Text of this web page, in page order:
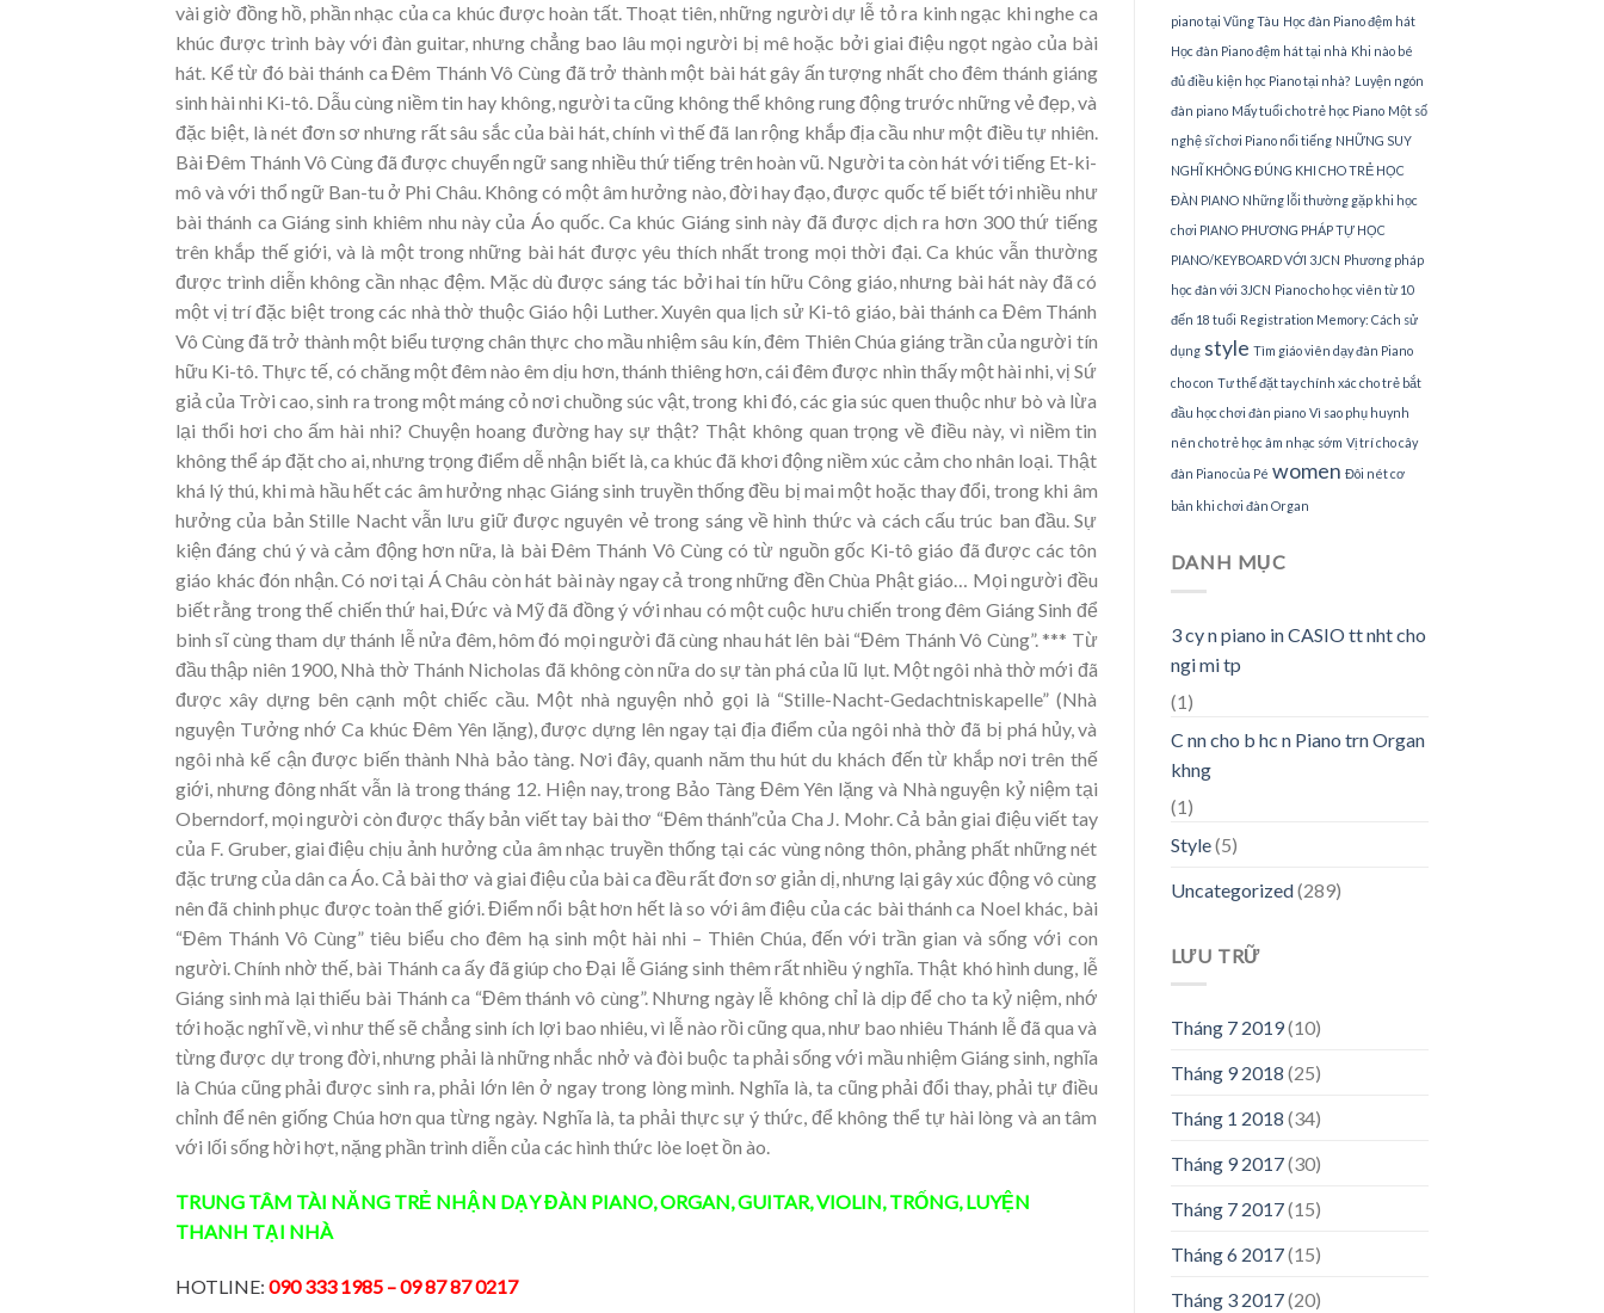
vài giờ đồng hồ, phần nhạc của ca khúc được hoàn tất. Thoạt tiên, những người dự lễ tỏ ra kinh ngạc khi nghe ca
khúc được trình bày với đàn guitar, nhưng chẳng bao lâu mọi người bị mê hoặc bởi giai điệu ngọt ngào của bài
hát. Kể từ đó bài thánh ca Đêm Thánh Vô Cùng đã trở thành một bài hát gây ấn tượng nhất cho đêm thánh giáng
sinh hài nhi Ki-tô. Dẫu cùng niềm tin hay không, người ta cũng không thể không rung động trước những vẻ đẹp, và
đặc biệt, là nét đơn sơ nhưng rất sâu sắc của bài hát, chính vì thế đã lan rộng khắp địa cầu như một điều tự nhiên.
Bài Đêm Thánh Vô Cùng đã được chuyển ngữ sang nhiều thứ tiếng trên hoàn vũ. Người ta còn hát với tiếng Et-ki-
mô và với thổ ngữ Ban-tu ở Phi Châu. Không có một âm hưởng nào, đời hay đạo, được quốc tế biết tới nhiều như
bài thánh ca Giáng sinh khiêm nhu này của Áo quốc. Ca khúc Giáng sinh này đã được dịch ra hơn 300 thứ tiếng
trên khắp thế giới, và là một trong những bài hát được yêu thích nhất trong mọi thời đại. Ca khúc vẫn thường
được trình diễn không cần nhạc đệm. Mặc dù được sáng tác bởi hai tín hữu Công giáo, nhưng bài hát này đã có
một vị trí đặc biệt trong các nhà thờ thuộc Giáo hội Luther. Xuyên qua lịch sử Ki-tô giáo, bài thánh ca Đêm Thánh
Vô Cùng đã trở thành một biểu tượng chân thực cho mầu nhiệm sâu kín, đêm Thiên Chúa giáng trần của người tín
hữu Ki-tô. Thực tế, có chăng một đêm nào êm dịu hơn, thánh thiêng hơn, cái đêm được nhìn thấy một hài nhi, vị Sứ
giả của Trời cao, sinh ra trong một máng cỏ nơi chuồng súc vật, trong khi đó, các gia súc quen thuộc như bò và lừa
lại thổi hơi cho ấm hài nhi? Chuyện hoang đường hay sự thật? Thật không quan trọng về điều này, vì niềm tin
không thể áp đặt cho ai, nhưng trọng điểm dễ nhận biết là, ca khúc đã khơi động niềm xúc cảm cho nhân loại. Thật
khá lý thú, khi mà hầu hết các âm hưởng nhạc Giáng sinh truyền thống đều bị mai một hoặc thay đổi, trong khi âm
hưởng của bản Stille Nacht vẫn lưu giữ được nguyên vẻ trong sáng về hình thức và cách cấu trúc ban đầu. Sự
kiện đáng chú ý và cảm động hơn nữa, là bài Đêm Thánh Vô Cùng có từ nguồn gốc Ki-tô giáo đã được các tôn
giáo khác đón nhận. Có nơi tại Á Châu còn hát bài này ngay cả trong những đền Chùa Phật giáo… Mọi người đều
biết rằng trong thế chiến thứ hai, Đức và Mỹ đã đồng ý với nhau có một cuộc hưu chiến trong đêm Giáng Sinh để
binh sĩ cùng tham dự thánh lễ nửa đêm, hôm đó mọi người đã cùng nhau hát lên bài “Đêm Thánh Vô Cùng”. *** Từ
đầu thập niên 1900, Nhà thờ Thánh Nicholas đã không còn nữa do sự tàn phá của lũ lụt. Một ngôi nhà thờ mới đã
được xây dựng bên cạnh một chiếc cầu. Một nhà nguyện nhỏ gọi là “Stille-Nacht-Gedachtniskapelle” (Nhà
nguyện Tưởng nhớ Ca khúc Đêm Yên lặng), được dựng lên ngay tại địa điểm của ngôi nhà thờ đã bị phá hủy, và
ngôi nhà kế cận được biến thành Nhà bảo tàng. Nơi đây, quanh năm thu hút du khách đến từ khắp nơi trên thế
giới, nhưng đông nhất vẫn là trong tháng 12. Hiện nay, trong Bảo Tàng Đêm Yên lặng và Nhà nguyện kỷ niệm tại
Oberndorf, mọi người còn được thấy bản viết tay bài thơ “Đêm thánh”của Cha J. Mohr. Cả bản giai điệu viết tay
của F. Gruber, giai điệu chịu ảnh hưởng của âm nhạc truyền thống tại các vùng nông thôn, phảng phất những nét
đặc trưng của dân ca Áo. Cả bài thơ và giai điệu của bài ca đều rất đơn sơ giản dị, nhưng lại gây xúc động vô cùng
nên đã chinh phục được toàn thế giới. Điểm nổi bật hơn hết là so với âm điệu của các bài thánh ca Noel khác, bài
“Đêm Thánh Vô Cùng” tiêu biểu cho đêm hạ sinh một hài nhi – Thiên Chúa, đến với trần gian và sống với con
người. Chính nhờ thế, bài Thánh ca ấy đã giúp cho Đại lễ Giáng sinh thêm rất nhiều ý nghĩa. Thật khó hình dung, lễ
Giáng sinh mà lại thiếu bài Thánh ca “Đêm thánh vô cùng”. Nhưng ngày lễ không chỉ là dịp để cho ta kỷ niệm, nhớ
tới hoặc nghĩ về, vì như thế sẽ chẳng sinh ích lợi bao nhiêu, vì lễ nào rồi cũng qua, như bao nhiêu Thánh lễ đã qua và
từng được dự trong đời, nhưng phải là những nhắc nhở và đòi buộc ta phải sống với mầu nhiệm Giáng sinh, nghĩa
là Chúa cũng phải được sinh ra, phải lớn lên ở ngay trong lòng mình. Nghĩa là, ta cũng phải đổi thay, phải tự điều
chỉnh để nên giống Chúa hơn qua từng ngày. Nghĩa là, ta phải thực sự ý thức, để không thể tự hài lòng và an tâm
với lối sống hời hợt, nặng phần trình diễn của các hình thức lòe loẹt ồn ào.
TRUNG TÂM TÀI NĂNG TRẺ NHẬN DẠY ĐÀN PIANO,ORGAN,GUITAR,VIOLIN,TRỐNG,LUYỆN
THANH TẠI NHÀ
HOTLINE: 090 333 1985 – 09 87 87 0217
piano tại Vũng Tàu Học đàn Piano đệm hát
Học đàn Piano đệm hát tại nhà Khi nào bé
đủ điều kiện học Piano tại nhà? Luyện ngón
đàn piano Mấy tuổi cho trẻ học Piano Một số
nghệ sĩ chơi Piano nổi tiếng NHỮNG SUY
NGHĨ KHÔNG ĐÚNG KHI CHO TRẺ HỌC
ĐÀN PIANO Những lỗi thường gặp khi học
chơi PIANO PHƯƠNG PHÁP TỰ HỌC
PIANO/KEYBOARD VỚI 3JCN Phương pháp
học đàn với 3JCN Piano cho học viên từ 10
đến 18 tuổi Registration Memory: Cách sử
dụng style Tìm giáo viên dạy đàn Piano
cho con Tư thế đặt tay chính xác cho trẻ bắt
đầu học chơi đàn piano Vì sao phụ huynh
nên cho trẻ học âm nhạc sớm Vị trí cho cây
đàn Piano của Pé women Đôi nét cơ
bản khi chơi đàn Organ
DANH MỤC
3 cy n piano in CASIO tt nht cho
ngi mi tp
(1)
C nn cho b hc n Piano trn Organ
khng
(1)
Style(5)
Uncategorized(289)
LƯU TRỮ
Tháng 7 2019(10)
Tháng 9 2018 (25)
Tháng 1 2018 (34)
Tháng 9 2017(30)
Tháng 7 2017(15)
Tháng 6 2017(15)
Tháng 3 2017(20)